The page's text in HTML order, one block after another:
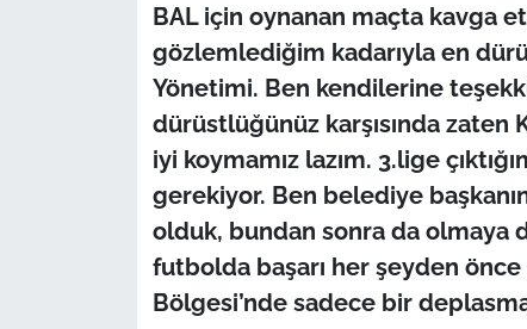
BAL için oynanan maçta kavga
gözlemlediğim kadarıyla en
Yönetimi. Ben kendilerine
dürüstlüğünüz karşısında zaten
iyi koymamız lazım. 3.lige
gerekiyor. Ben belediye
olduk, bundan sonra da olmaya
futbolda başarı her şeyden
Bölgesi’nde sadece bir